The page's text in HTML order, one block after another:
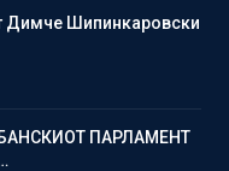
Димче Шипинкаровски
ПАРЛАМЕНТ